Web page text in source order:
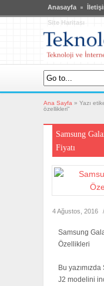
Anasayfa
Site Haritası
Ana Sayfa » Yazı
özellikleri"
Samsung
Fiyatı
4 Ağustos, 2016
Samsung
Özellikleri
Bu
J2 modelini